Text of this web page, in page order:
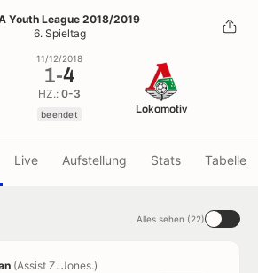
1-4
beendet
Youth League 2018/2019
6. Spieltag
11/12/2018
1-4
HZ.: 0-3
beendet Lokomotiv
Live Aufstellung Stats Tabelle
Alles sehen (22)
(Assist Z. Jones.)